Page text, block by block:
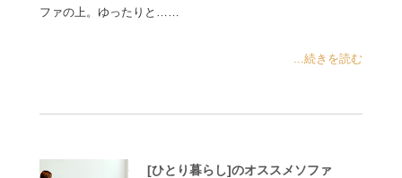
ファの上。ゆったりと……
...続きを読む
[ひとり暮らし]のオススメソファ